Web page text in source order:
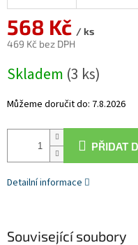
568 Kč / ks
469 Kč bez DPH
cena:
Skladem (3 ks)
Můžeme doručit do: 7.8.2026
PŘIDAT
Detailní informace
Související soubory